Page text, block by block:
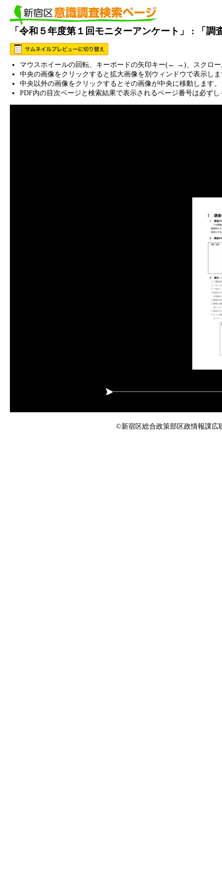
「令和５年度第１回モニターアンケート」 : 「
マウスホイールの回転、キーボードの矢印キー(← →)、スクロ
中央の画像をクリックすると拡大画像を別ウィンドウで表示し
中央以外の画像をクリックするとその画像が中央に移動します。
PDF内の目次ページと検索結果で表示されるページ番号は必ず
©新宿区総合政策部区政情報課広